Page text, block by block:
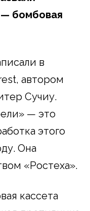
бомбовая
в
автором
Сучиу.
— это
этого
Она
«Ростеха».
кассета